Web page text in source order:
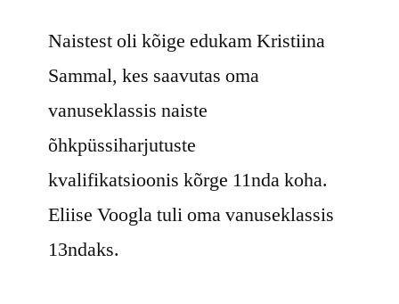
Naistest oli kõige edukam Kristiina
Sammal, kes saavutas oma
vanuseklassis naiste
õhkpüssiharjutuste
kvalifikatsioonis kõrge 11nda koha.
Eliise Voogla tuli oma vanuseklassis
13ndaks.